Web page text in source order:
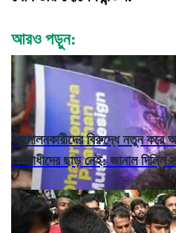
আরও পড়ুন:
আন্দোলনকারীদের বিরুদ্ধে নতুন করে
অপরাধীদের ছাড় নেই: জানাল দিল্লি